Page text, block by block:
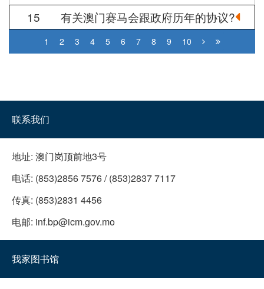
15
有关澳门赛马会跟政府历年的协议?
1 2 3 4 5 6 7 8 9 10
联系我们
地址: 澳门岗顶前地3号
电话: (853)2856 7576 / (853)2837 7117
传真: (853)2831 4456
电邮: inf.bp@icm.gov.mo
我家图书馆